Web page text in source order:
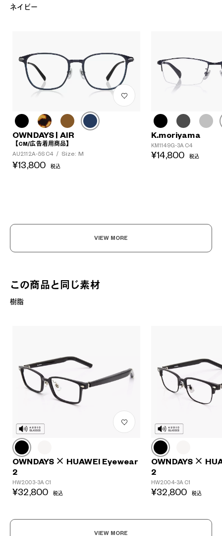
ネイビー
OWNDAYS | AIR
【CM/広告着用商品】
AU2112A-5S C4 / Size: M
¥13,800 税込
K.moriyama
KM1149G-3A C4
¥14,800 税込
VIEW MORE
この商品と同じ素材
樹脂
OWNDAYS × HUAWEI Eyewear
2
HW2003-3A C1
¥32,800 税込
OWNDAYS ×
2
HW2004-3A C1
¥32,800 税込
VIEW MORE
+¥0